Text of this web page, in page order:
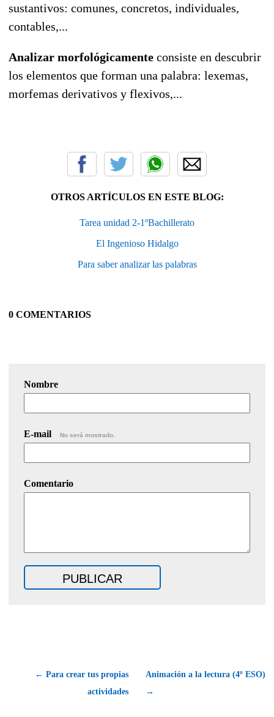
sustantivos: comunes, concretos, individuales,
contables,...
Analizar morfológicamente consiste en descubrir
los elementos que forman una palabra: lexemas,
morfemas derivativos y flexivos,...
OTROS ARTÍCULOS EN ESTE BLOG:
Tarea unidad 2-1ºBachillerato
El Ingenioso Hidalgo
Para saber analizar las palabras
0 COMENTARIOS
Nombre
E-mail No será mostrado.
Comentario
← Para crear tus propias
actividades
Animación a la lectura (4º ESO)
→